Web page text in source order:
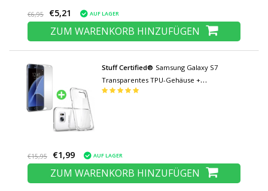
€6,95 €5,21 AUF LAGER
ZUM WARENKORB HINZUFÜGEN
Stuff Certified® Samsung Galaxy S7
Transparentes TPU-Gehäuse +
Displayschutzfolie aus gehärtetem Glas
€15,95 €1,99 AUF LAGER
ZUM WARENKORB HINZUFÜGEN